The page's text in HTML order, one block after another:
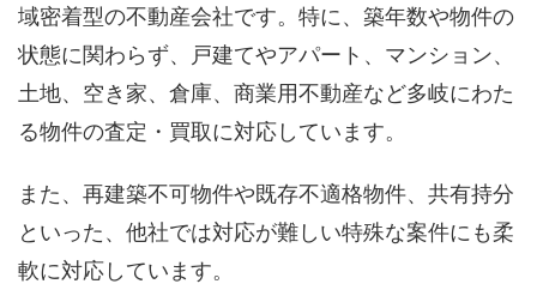
域密着型の不動産会社です。特に、築年数や物件の
状態に関わらず、戸建てやアパート、マンション、
土地、空き家、倉庫、商業用不動産など多岐にわた
る物件の査定・買取に対応しています。
また、再建築不可物件や既存不適格物件、共有持分
といった、他社では対応が難しい特殊な案件にも柔
軟に対応しています。